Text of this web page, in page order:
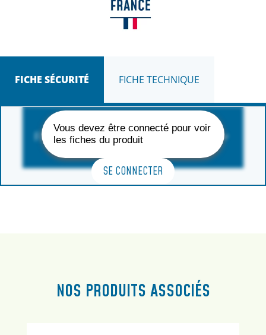
FICHE SÉCURITÉ FICHE TECHNIQUE
FORMAT DISPONIBLE
Vous devez être connecté pour voir
les fiches du produit
SE CONNECTER
NOS PRODUITS ASSOCIÉS